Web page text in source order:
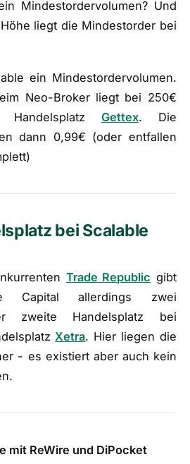
Mindestordervolumen? Und
liegt die Mindestorder bei
ein Mindestordervolumen.
Neo-Broker liegt bei 250€
Gettex. Die
dann 0,99€ (oder entfallen
)
bei Scalable
Trade Republic gibt
Capital allerdings zwei
zweite Handelsplatz bei
Xetra. Hier liegen die
- es existiert aber auch kein
mit ReWire und DiPocket